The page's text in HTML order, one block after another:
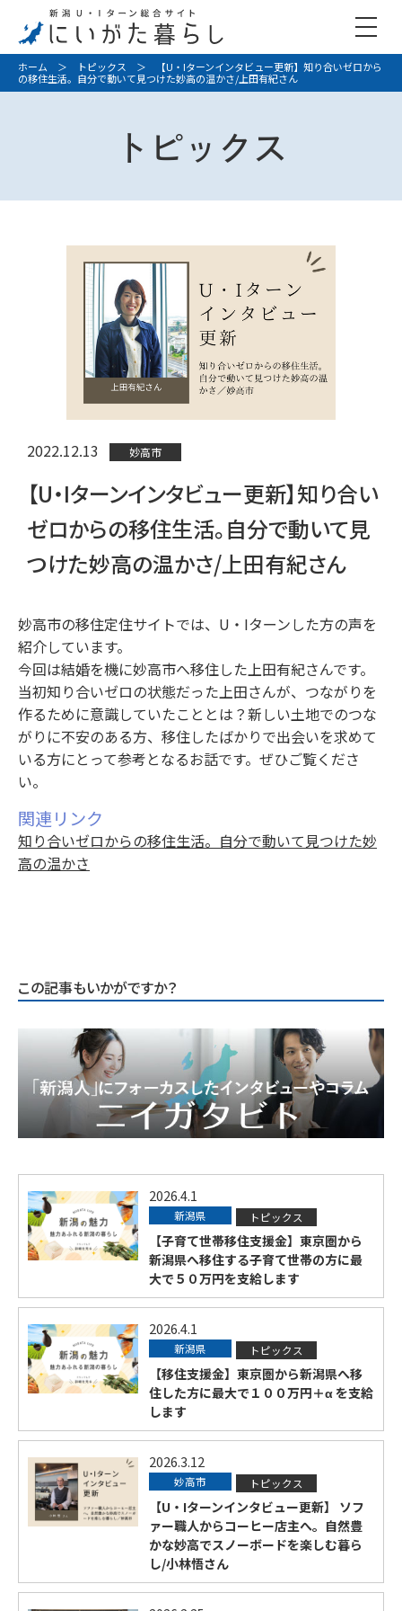
ホーム ＞ トピックス ＞ 【U・Iターンインタビュー更新】知り合いゼロから
の移住生活。自分で動いて見つけた妙高の温かさ/上田有紀さん
トピックス
2022.12.13 妙高市
【U・Iターンインタビュー更新】知り合い
ゼロからの移住生活。自分で動いて見
つけた妙高の温かさ/上田有紀さん
妙高市の移住定住サイトでは、U・Iターンした方の声を
紹介しています。
今回は結婚を機に妙高市へ移住した上田有紀さんです。
当初知り合いゼロの状態だった上田さんが、つながりを
作るために意識していたこととは？新しい土地でのつな
がりに不安のある方、移住したばかりで出会いを求めて
いる方にとって参考となるお話です。ぜひご覧くださ
い。
関連リンク
知り合いゼロからの移住生活。自分で動いて見つけた妙
高の温かさ
この記事もいかがですか？
2026.4.1
新潟県 トピックス
【子育て世帯移住支援金】東京圏から
新潟県へ移住する子育て世帯の方に最
大で５０万円を支給します
2026.4.1
新潟県 トピックス
【移住支援金】東京圏から新潟県へ移
住した方に最大で１００万円＋α を支給
します
2026.3.12
妙高市 トピックス
【U・Iターンインタビュー更新】 ソフ
ァー職人からコーヒー店主へ。自然豊
かな妙高でスノーボードを楽しむ暮ら
し/小林悟さん